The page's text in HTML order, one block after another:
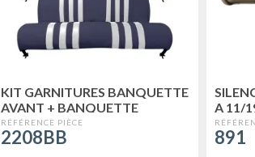
KIT GARNITURES BANQUETTE
AVANT + BANQUETTE
ARRIÈRE SKAÏ BICOLORE BLEU
BLANC
2208BB
A 11/
891